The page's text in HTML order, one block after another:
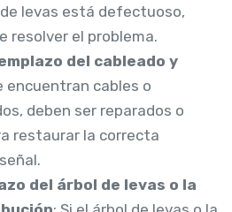
levas está defectuoso,
resolver el problema.
del cableado y
encuentran cables o
deben ser reparados o
restaurar la correcta
del árbol de levas o la